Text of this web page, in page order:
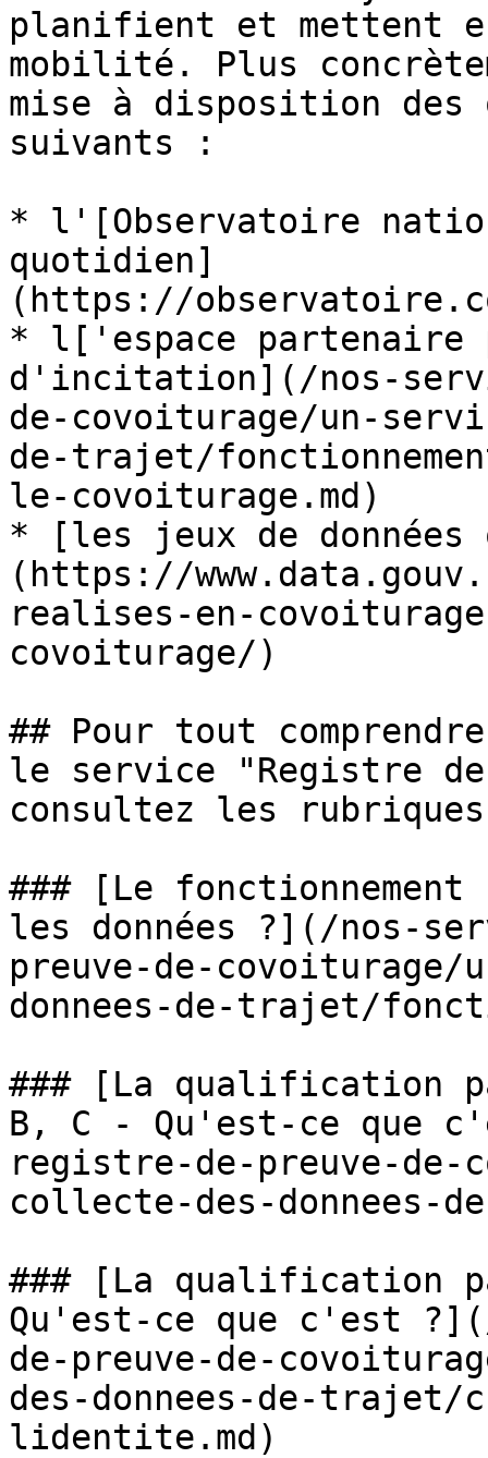
planifient et mettent
mobilité. Plus
mise à disposition des
suivants :
* l'[Observatoire
quotidien]
(https://
* l['espace partenaire
d'incitation](/nos-
de-covoiturage/un-
de-trajet/
le-covoiturage.md)
* [les jeux de données
(https://
realises-en-
covoiturage/)
## Pour tout
le service "Registre de
consultez les
### [Le fonctionnement
les données ?](/nos-
preuve-de-
donnees-de-trajet/
### [La qualification
B, C - Qu'est-ce que
registre-de-preuve-de-
collecte-des-donnees-
### [La qualification
Qu'est-ce que c'est
de-preuve-de-
des-donnees-de-
lidentite.md)